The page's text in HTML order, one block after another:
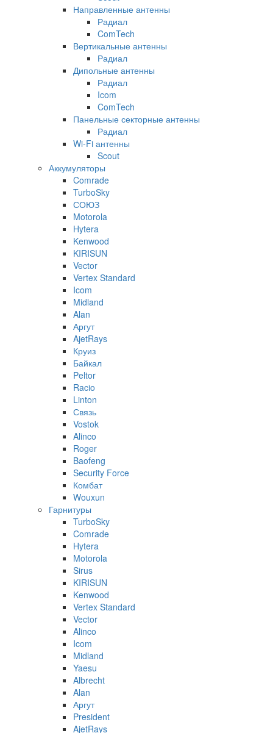
Направленные антенны
Радиал
ComTech
Вертикальные антенны
Радиал
Дипольные антенны
Радиал
Icom
ComTech
Панельные секторные антенны
Радиал
Wi-Fi антенны
Scout
Аккумуляторы
Comrade
TurboSky
СОЮЗ
Motorola
Hytera
Kenwood
KIRISUN
Vector
Vertex Standard
Icom
Midland
Alan
Аргут
AjetRays
Круиз
Байкал
Peltor
Racio
Linton
Связь
Vostok
Alinco
Roger
Baofeng
Security Force
Комбат
Wouxun
Гарнитуры
TurboSky
Comrade
Hytera
Motorola
Sirus
KIRISUN
Kenwood
Vertex Standard
Vector
Alinco
Icom
Midland
Yaesu
Albrecht
Alan
Аргут
President
AjetRays